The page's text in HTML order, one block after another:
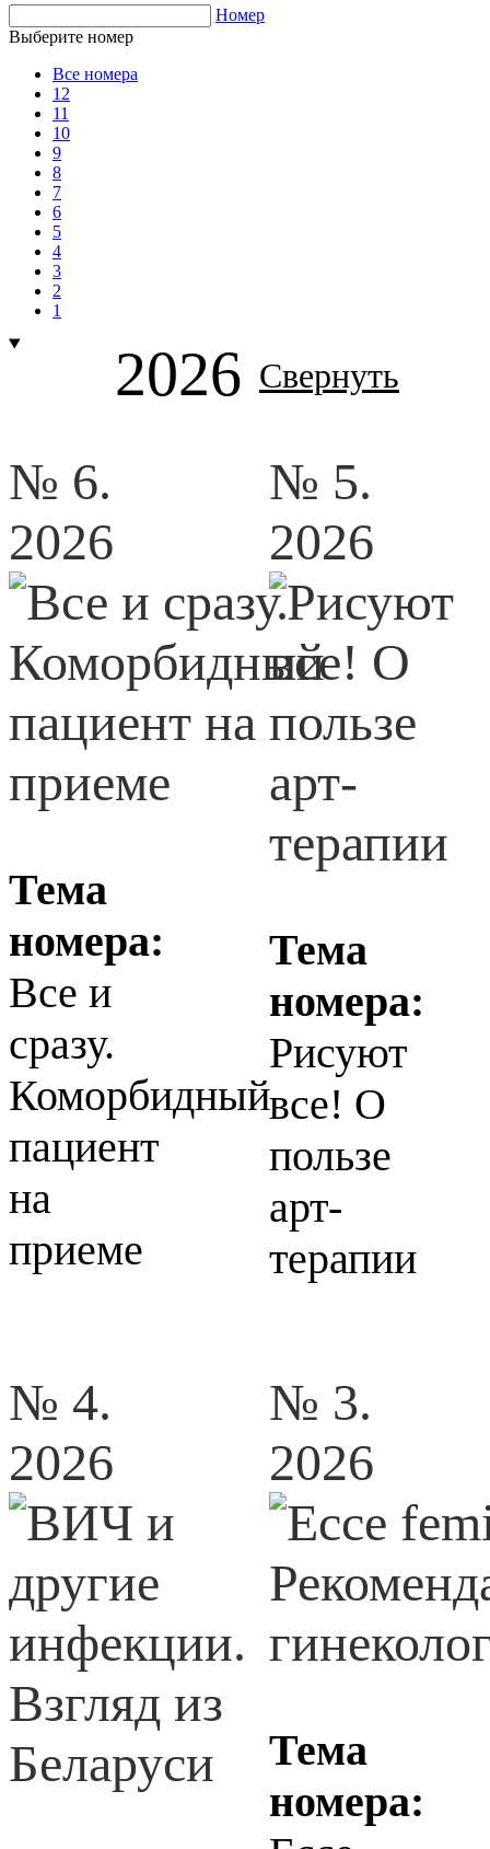
Номер
Выберите номер
Все номера
12
11
10
9
8
7
6
5
4
3
2
1
2026 Свернуть
№ 6.
2026
Тема
номера:
Все и
сразу.
Коморбидный
пациент
на
приеме
№ 5.
2026
Тема
номера:
Рисуют
все! О
пользе
арт-
терапии
№ 4.
2026
№ 3.
2026
Тема
номера: